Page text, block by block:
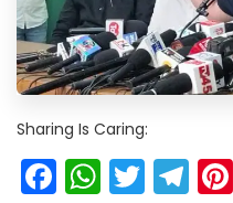
Sharing Is Caring:
Facebook